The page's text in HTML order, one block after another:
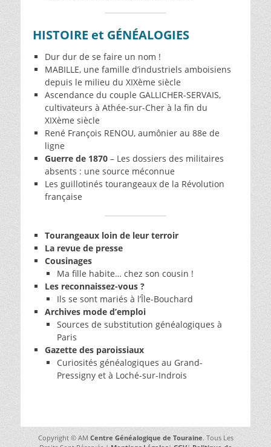
HISTOIRE et GÉNÉALOGIES
Dur dur de se faire un nom !
MABILLE, une famille d’industriels amboisiens
depuis le milieu du XIXème siècle
Ascendance du couple GALLICHER-SERVAIS,
cultivateurs à Athée-sur-Cher à la fin du
XIXème siècle
René François RENOU, aumônier au 88e de
ligne
Guerre de 1870 – Les dossiers des militaires
absents : une source méconnue
Les guillotinés tourangeaux de la Révolution
française
Tourangeaux loin de leur terroir
La revue de presse
Cousinages
Ma fille habite… chez son cousin !
Les reconnaissez-vous ?
Ils se sont mariés à l’Île-Bouchard
Archives mode d’emploi
Sources de substitution généalogiques à
Paris
Gazette des paroissiaux
Curiosités généalogiques au Grand-
Pressigny et à Loché-sur-Indrois
Copyright © AM Centre Généalogique de Touraine. Tous Les